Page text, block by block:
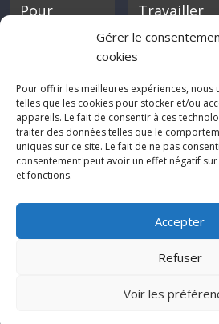
Gérer le
cookies
Pour offrir les meilleures expériences, nous
telles que les cookies pour stocker et/ou
appareils. Le fait de consentir à ces
traiter des données telles que le
uniques sur ce site. Le fait de ne pas
consentement peut avoir un effet négatif
et fonctions.
Accepter
Refuser
Voir les
Pour
discothèque
Travailler
Si tu souhaites
Rocknfool,
pas à nous
tes chroniques
concerts, de
séries ou des
d'humeur :
net